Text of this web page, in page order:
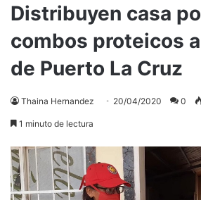
Distribuyen casa
combos proteicos
de Puerto La Cruz
Thaina Hernandez 20/04/2020 0
1 minuto de lectura